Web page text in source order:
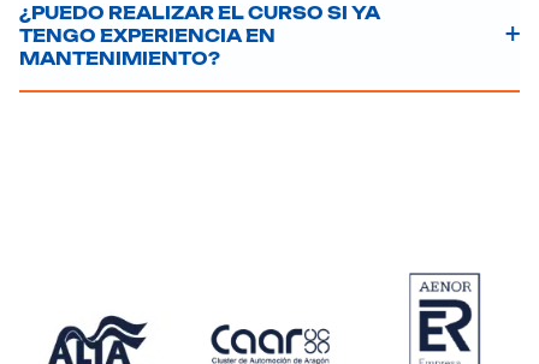
¿PUEDO REALIZAR EL CURSO SI YA
TENGO EXPERIENCIA EN
MANTENIMIENTO?